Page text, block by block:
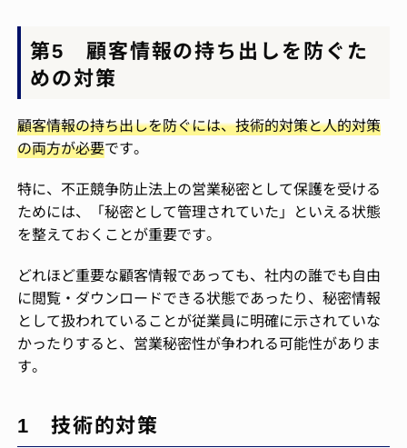
第5 顧客情報の持ち出しを防ぐた
めの対策
顧客情報の持ち出しを防ぐには、技術的対策と人的対策
の両方が必要です。
特に、不正競争防止法上の営業秘密として保護を受ける
ためには、「秘密として管理されていた」といえる状態
を整えておくことが重要です。
どれほど重要な顧客情報であっても、社内の誰でも自由
に閲覧・ダウンロードできる状態であったり、秘密情報
として扱われていることが従業員に明確に示されていな
かったりすると、営業秘密性が争われる可能性がありま
す。
1 技術的対策